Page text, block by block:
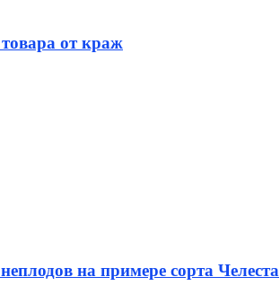
от краж
на примере сорта Челеста